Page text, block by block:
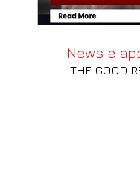
News e
THE GOOD